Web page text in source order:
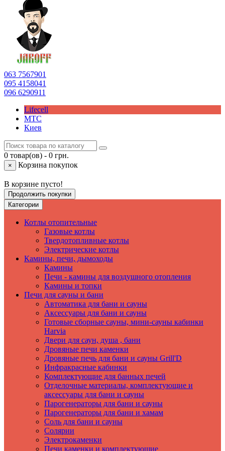
063 7567901
095 4158041
096 6290911
Lifecell
МТС
Киев
0 товар(ов) - 0 грн.
× Корзина покупок
В корзине пусто!
Продолжить покупки
Категории
Котлы отопительные
Газовые котлы
Твердотопливные котлы
Электрические котлы
Камины, печи, дымоходы
Камины
Печи - камины для воздушного отопления
Камины и топки
Печи для сауны и бани
Автоматика для бани и сауны
Аксессуары для бани и сауны
Готовые сборные сауны, мини-сауны кабинки
Harvia
Двери для саун, душа , бани
Дровяные печи каменки
Дровяные печь для бани и сауны Grill'D
Инфракрасные кабинки
Комплектующие для банных печей
Отделочные материалы, комплектующие и
аксессуары для бани и сауны
Парогенераторы для бани и сауны
Парогенераторы для бани и хамам
Соль для бани и сауны
Солярии
Электрокаменки
Печи каменки и комплектующие